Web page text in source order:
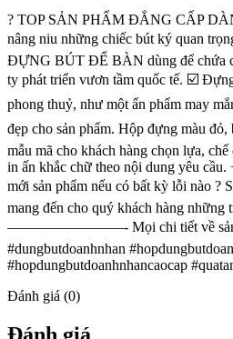
?️ TOP SẢN PHẨM ĐẲNG CẤP
nâng niu những chiếc bút ký quan
ĐỰNG BÚT ĐỂ BÀN dùng để chứa
ty phát triển vươn tầm quốc tế. ☑️
phong thuỷ, như một ấn phẩm may
đẹp cho sản phẩm. Hộp đựng màu
mẫu mã cho khách hàng chọn lựa,
in ấn khắc chữ theo nội dung yêu
mới sản phẩm nếu có bất kỳ lỗi nào ?
mang đến cho quý khách hàng
————————- Mọi chi tiết về sản
#dungbutdoanhnhan
#hopdungbutdoanhnhancaocap
Đánh giá (0)
Đánh giá